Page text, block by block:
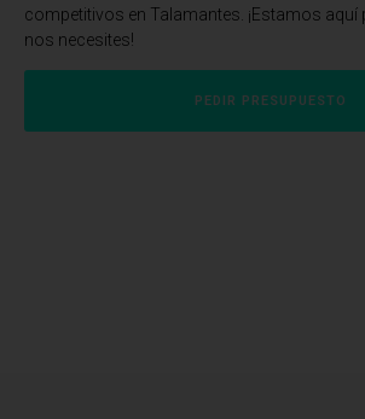
competitivos en Talamantes. ¡Estamos aquí
nos necesites!
PEDIR PRESUPUESTO